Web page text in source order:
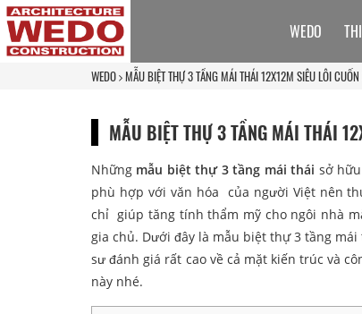
WEDO MẪU BIỆT THỰ 3 TẦNG MÁI THÁI 12X12M SIÊU LÔI
MẪU BIỆT THỰ 3 TẦNG MÁI THÁI
Những mẫu biệt thự 3 tầng mái thái sở
phù hợp với văn hóa của người Việt nên
chỉ giúp tăng tính thẩm mỹ cho ngôi nhà
gia chủ. Dưới đây là mẫu biệt thự 3 tầng
sư đánh giá rất cao về cả mặt kiến trúc và
này nhé.
WEDO